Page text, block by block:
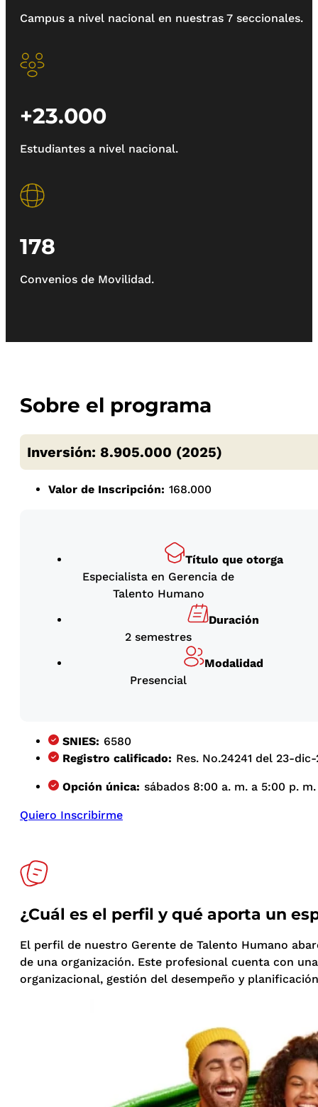
Campus a nivel nacional en nuestras 7 seccionales.
+23.000
Estudiantes a nivel nacional.
178
Convenios de Movilidad.
Sobre el programa
Inversión: 8.905.000 (2025)
Valor de Inscripción: 168.000
Título que otorga
Especialista en Gerencia de
Talento Humano
Duración
2 semestres
Modalidad
Presencial
SNIES: 6580
Registro calificado: Res. No.24241 del 23-dic-
Opción única: sábados 8:00 a. m. a 5:00 p. m.
Quiero Inscribirme
¿Cuál es el perfil y qué aporta un
El perfil de nuestro Gerente de Talento Humano
de una organización. Este profesional cuenta con
organizacional, gestión del desempeño y